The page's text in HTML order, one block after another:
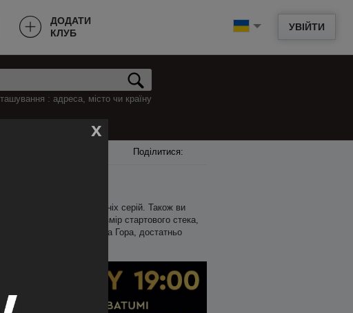
УВІЙТИ
ДОДАТИ
КЛУБ
: адреса, місто чи країну
x
Поділитися:
тижня, і анонси майбутніх серій. Також ви
входу, час початку, розмір стартового стека,
покеру в місті Краньска Гора, достатньо